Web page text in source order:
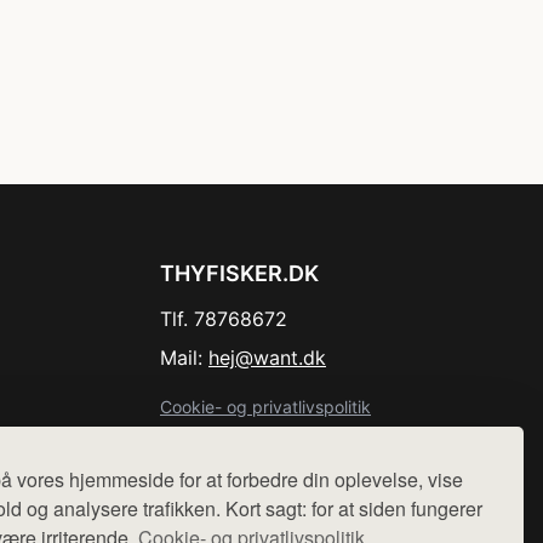
vores hjemmeside for at forbedre din oplevelse, vise
og analysere trafikken. Kort sagt: for at siden fungerer
THYFISKER.DK
Tlf. 78768672
Mail: hej@want.dk
Cookie- og privatlivspolitik